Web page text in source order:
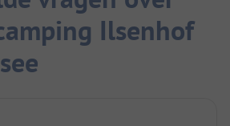
Ilsenhof